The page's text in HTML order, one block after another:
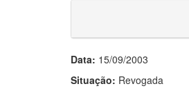
Data: 15/09/2003
Situação: Revogada